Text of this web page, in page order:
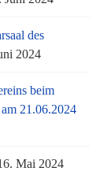
des
2024
beim
21.06.2024
Mai 2024